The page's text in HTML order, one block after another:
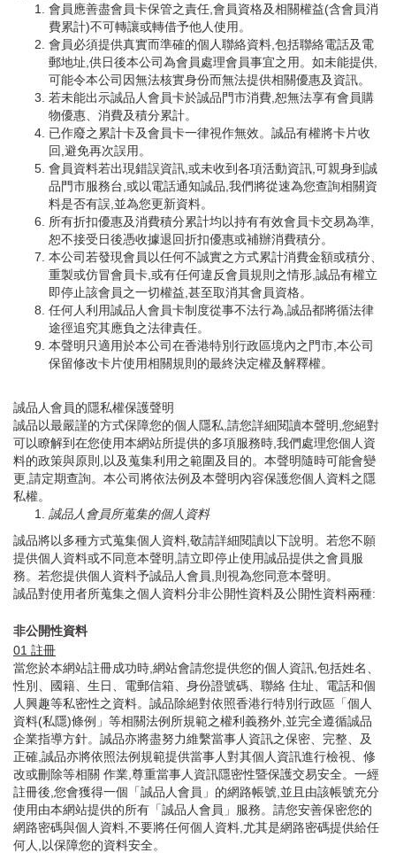
會員應善盡會員卡保管之責任,會員資格及相關權益(含會員消
費累計)不可轉讓或轉借予他人使用。
會員必須提供真實而準確的個人聯絡資料,包括聯絡電話及電
郵地址,供日後本公司為會員處理會員事宜之用。如未能提供,
可能令本公司因無法核實身份而無法提供相關優惠及資訊。
若未能出示誠品人會員卡於誠品門市消費,恕無法享有會員購
物優惠、消費及積分累計。
已作廢之累計卡及會員卡一律視作無效。誠品有權將卡片收
回,避免再次誤用。
會員資料若出現錯誤資訊,或未收到各項活動資訊,可親身到誠
品門市服務台,或以電話通知誠品,我們將從速為您查詢相關資
料是否有誤,並為您更新資料。
所有折扣優惠及消費積分累計均以持有有效會員卡交易為準,
恕不接受日後憑收據退回折扣優惠或補辦消費積分。
本公司若發現會員以任何不誠實之方式累計消費金額或積分、
重製或仿冒會員卡,或有任何違反會員規則之情形,誠品有權立
即停止該會員之一切權益,甚至取消其會員資格。
任何人利用誠品人會員卡制度從事不法行為,誠品都將循法律
途徑追究其應負之法律責任。
本聲明只適用於本公司在香港特別行政區境內之門市,本公司
保留修改卡片使用相關規則的最終決定權及解釋權。
誠品人會員的隱私權保護聲明
誠品以最嚴謹的方式保障您的個人隱私,請您詳細閱讀本聲明,您絕對
可以瞭解到在您使用本網站所提供的多項服務時,我們處理您個人資
料的政策與原則,以及蒐集利用之範圍及目的。本聲明隨時可能會變
更,請定期查詢。本公司將依法例及本聲明內容保護您個人資料之隱
私權。
誠品人會員所蒐集的個人資料
誠品將以多種方式蒐集個人資料,敬請詳細閱讀以下說明。若您不願
提供個人資料或不同意本聲明,請立即停止使用誠品提供之會員服
務。若您提供個人資料予誠品人會員,則視為您同意本聲明。
誠品對使用者所蒐集之個人資料分非公開性資料及公開性資料兩種:
非公開性資料
01 註冊
當您於本網站註冊成功時,網站會請您提供您的個人資訊,包括姓名、
性別、國籍、生日、電郵信箱、身份證號碼、聯絡 住址、電話和個
人興趣等私密性之資料。誠品除絕對依照香港行特別行政區「個人
資料(私隱)條例」等相關法例所規範之權利義務外,並完全遵循誠品
企業指導方針。誠品亦將盡努力維繫當事人資訊之保密、完整、及
正確,誠品亦將依照法例規範提供當事人對其個人資訊進行檢視、修
改或刪除等相關 作業,尊重當事人資訊隱密性暨保護交易安全。一經
註冊後,您會獲得一個「誠品人會員」的網路帳號,並且由該帳號充分
使用由本網站提供的所有「誠品人會員」服務。請您安善保密您的
網路密碼與個人資料,不要將任何個人資料,尤其是網路密碼提供給任
何人,以保障您的資料安全。